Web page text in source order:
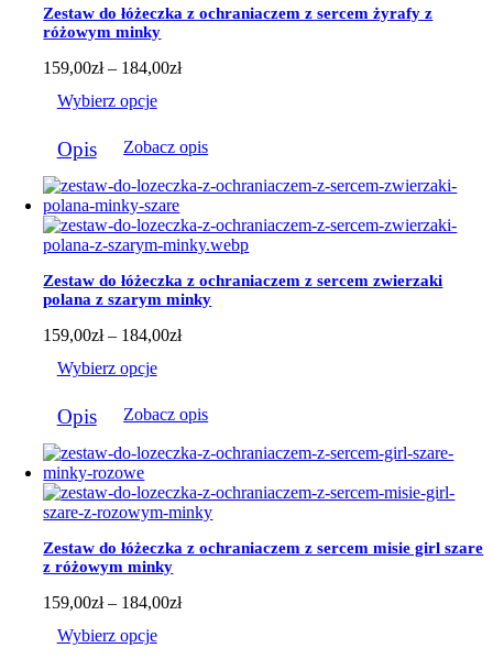
można
wybrać
na
stronie
Zestaw do łóżeczka z ochraniaczem z sercem żyrafy z
różowym minky
159,00zł – 184,00złZakres
do
Wybierz opcje
produkt
ma
wiele
wariantów.
Opcje
można
wybrać
na
stronie
produktu
Opis Zobacz opis
Zestaw do łóżeczka z ochraniaczem z sercem zwierzaki
polana z szarym minky
159,00zł – 184,00złZakres
do
Wybierz opcje
produkt
ma
wiele
wariantów.
Opcje
można
wybrać
na
stronie
produktu
Opis Zobacz opis
Zestaw do łóżeczka z ochraniaczem z sercem misie girl szare
z różowym minky
159,00zł – 184,00złZakres
Wybierz opcje